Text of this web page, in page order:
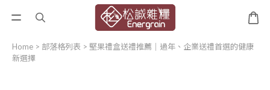
Home > 部落格列表 > 堅果禮盒送禮推薦｜過年、企業送禮首選的健康
新選擇